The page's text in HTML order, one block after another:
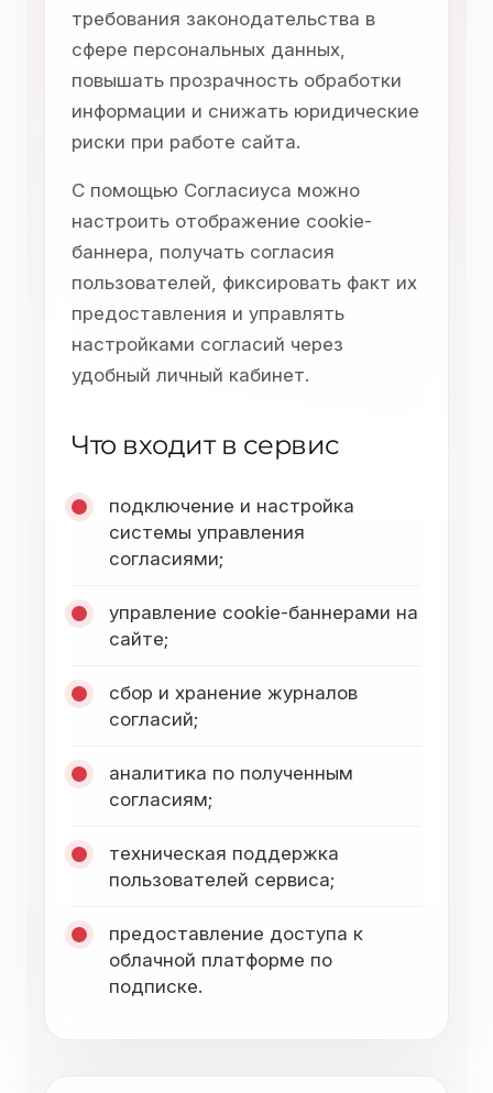
требования законодательства в
сфере персональных данных,
повышать прозрачность обработки
информации и снижать юридические
риски при работе сайта.
С помощью Согласиуса можно
настроить отображение cookie-
баннера, получать согласия
пользователей, фиксировать факт их
предоставления и управлять
настройками согласий через
удобный личный кабинет.
Что входит в сервис
подключение и настройка
системы управления
согласиями;
управление cookie-баннерами на
сайте;
сбор и хранение журналов
согласий;
аналитика по полученным
согласиям;
техническая поддержка
пользователей сервиса;
предоставление доступа к
облачной платформе по
подписке.